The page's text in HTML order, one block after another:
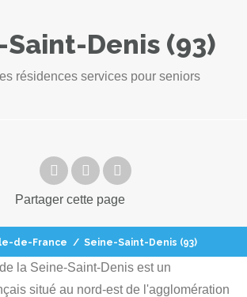
Saint-Denis (93)
résidences services pour seniors
Partager cette page
Ile-de-France / Seine-Saint-Denis (93)
la Seine-Saint-Denis est un
situé au nord-est de l'agglomération